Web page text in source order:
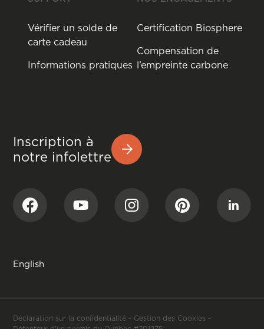
Vérifier un solde de
carte cadeau
Informations pratiques
Certification Biosphere
Compensation de
l’empreinte carbone
Inscription à
notre infolettre
English
Déclaration sur la confidentialité - Gestion des Cookies -